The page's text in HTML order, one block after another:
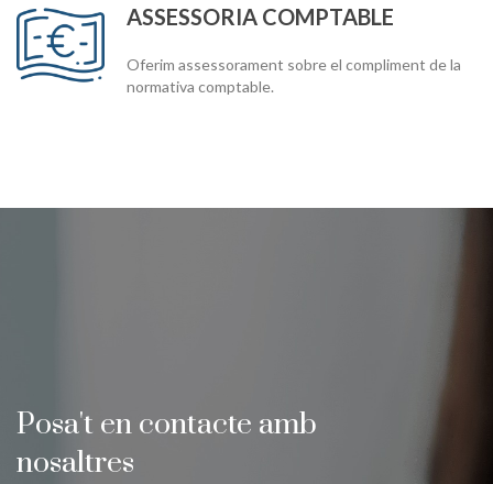
ASSESSORIA COMPTABLE
Oferim assessorament sobre el compliment de la
normativa comptable.
Posa't en contacte amb
nosaltres